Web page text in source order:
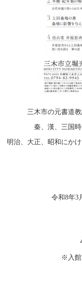
三木市の元書道
秦、漢、三国
明治、大正、昭和にか
令和8年3
※入館